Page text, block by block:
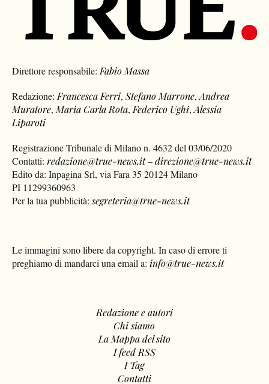
Direttore responsabile: Fabio Massa
Redazione: Francesca Ferri,Stefano Marrone,Andrea
Muratore, Maria Carla Rota, Federico Ughi,Alessia
Liparoti
Registrazione Tribunale di Milano n. 4632 del 03/06/2020
Contatti:redazione@true-news.it–direzione@true-news.it
Edito da: Inpagina Srl, via Fara 35 20124 Milano
PI 11299360963
Per la tua pubblicità:segreteria@true-news.it
Le immagini sono libere da copyright. In caso di errore ti
preghiamo di mandarci una email a: info@true-news.it
Redazione e autori
Chi siamo
La Mappa del sito
I feed RSS
I Tag
Contatti